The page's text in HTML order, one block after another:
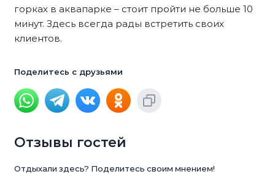
горках в аквапарке – стоит пройти не больше 10
минут. Здесь всегда рады встретить своих
клиентов.
Поделитесь с друзьями
Отзывы гостей
Отдыхали здесь? Поделитесь своим мнением!